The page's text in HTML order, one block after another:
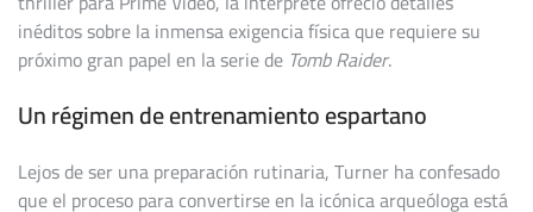
inéditos sobre la inmensa exigencia física que requiere su
próximo gran papel en la serie de Tomb Raider.
Un régimen de entrenamiento espartano
Lejos de ser una preparación rutinaria, Turner ha confesado
que el proceso para convertirse en la icónica arqueóloga está